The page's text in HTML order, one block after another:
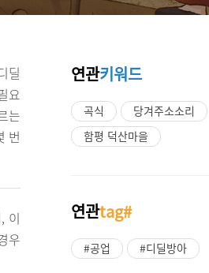
딜
요
는
번
이
우
연관키워드
곡식 당겨주소소리
함평 덕산마을
연관tag#
#공업 #디딜방아